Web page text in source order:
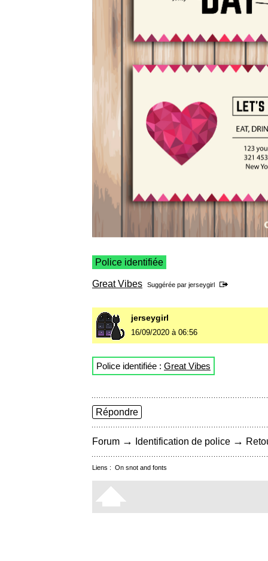
Police identifiée
Great Vibes Suggérée par jerseygirl
jerseygirl
16/09/2020 à 06:56
Police identifiée : Great Vibes
Répondre
Forum → Identification de police →
Liens : On snot and fonts